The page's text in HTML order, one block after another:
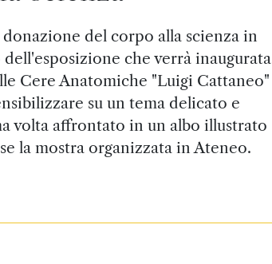
del corpo alla scienza in
che verrà inaugurata
Cere Anatomiche "Luigi Cattaneo"
su un tema delicato e
volta affrontato in un albo illustrato
la mostra organizzata in Ateneo.